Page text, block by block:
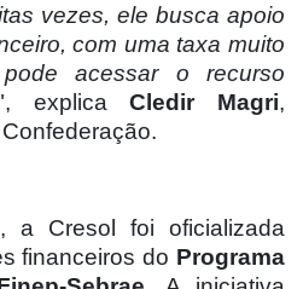
vezes, ele busca apoio
com uma taxa muito
acessar o recurso
explicaCledir Magri,
a Cresol foi oficializada
financeiros do Programa